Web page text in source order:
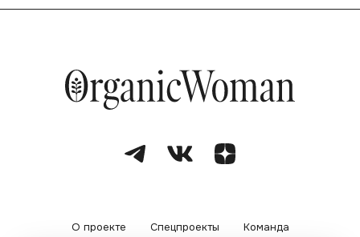
О проекте Спецпроекты Команда